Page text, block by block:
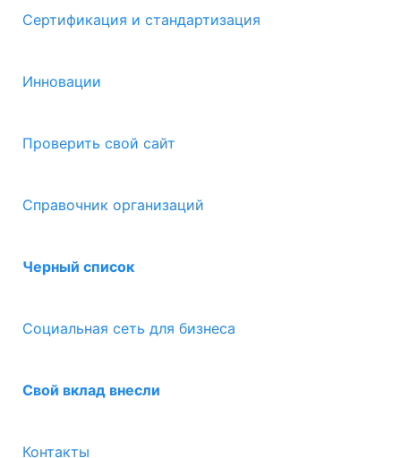
Сертификация и стандартизация
Инновации
Проверить свой сайт
Справочник организаций
Черный список
Социальная сеть для бизнеса
Свой вклад внесли
Контакты